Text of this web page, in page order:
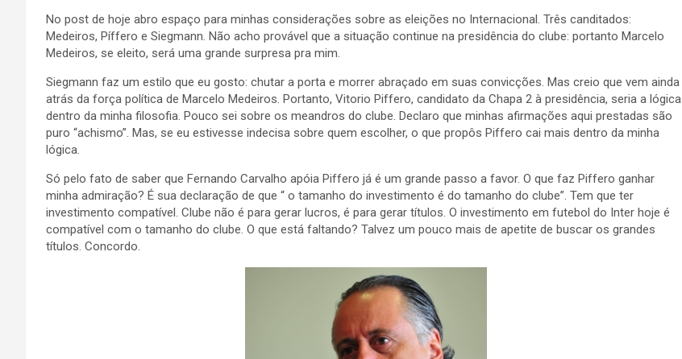
No post de hoje abro espaço para minhas considerações sobre as eleições no Internacional. Três canditados:
Medeiros, Píffero e Siegmann. Não acho provável que a situação continue na presidência do clube: portanto Marcelo
Medeiros, se eleito, será uma grande surpresa pra mim.
Siegmann faz um estilo que eu gosto: chutar a porta e morrer abraçado em suas convicções. Mas creio que vem ainda
atrás da força política de Marcelo Medeiros. Portanto, Vitorio Piffero, candidato da Chapa 2 à presidência, seria a lógica
dentro da minha filosofia. Pouco sei sobre os meandros do clube. Declaro que minhas afirmações aqui prestadas são
puro “achismo”. Mas, se eu estivesse indecisa sobre quem escolher, o que propôs Piffero cai mais dentro da minha
lógica.
Só pelo fato de saber que Fernando Carvalho apóia Piffero já é um grande passo a favor. O que faz Piffero ganhar
minha admiração? É sua declaração de que “ o tamanho do investimento é do tamanho do clube”. Tem que ter
investimento compatível. Clube não é para gerar lucros, é para gerar títulos. O investimento em futebol do Inter hoje é
compatível com o tamanho do clube. O que está faltando? Talvez um pouco mais de apetite de buscar os grandes
títulos. Concordo.